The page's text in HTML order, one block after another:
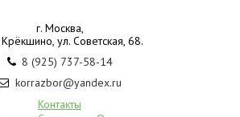
г. Москва,
ул. Советская, 68.
8 (925) 737-58-14
korrazbor@yandex.ru
Контакты